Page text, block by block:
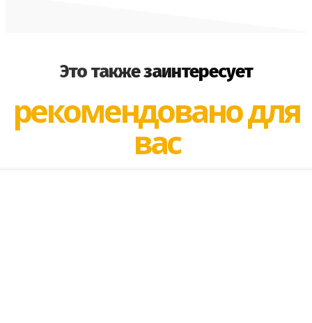
Это также заинтересует
рекомендовано для
вас